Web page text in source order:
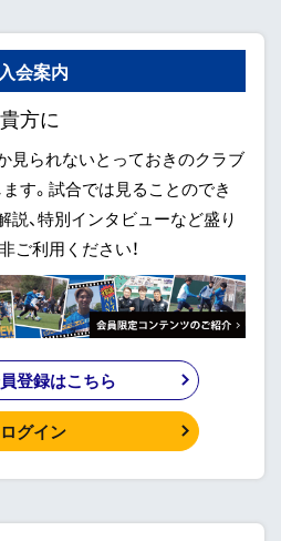
入会案内
方に
見られないとっておきのクラブ
す。試合では見ることのでき
説、特別インタビューなど盛り
ご利用ください！
登録はこちら
ログイン